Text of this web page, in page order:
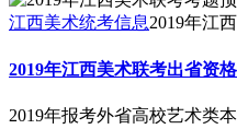
江西美术统考信息2019年江
2019年江西美术联考出省资
2019年报考外省高校艺术类